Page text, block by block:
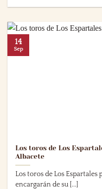
Los toros de Los
Albacete
Los toros de Los Espartales
encargarán de su [...]
14
Sep